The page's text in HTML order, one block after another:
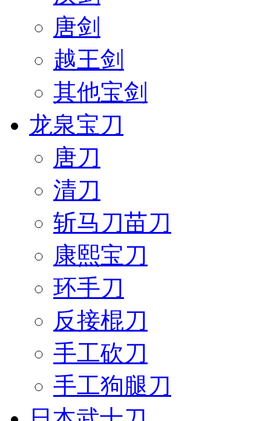
唐剑
越王剑
其他宝剑
龙泉宝刀
唐刀
清刀
斩马刀苗刀
康熙宝刀
环手刀
反接棍刀
手工砍刀
手工狗腿刀